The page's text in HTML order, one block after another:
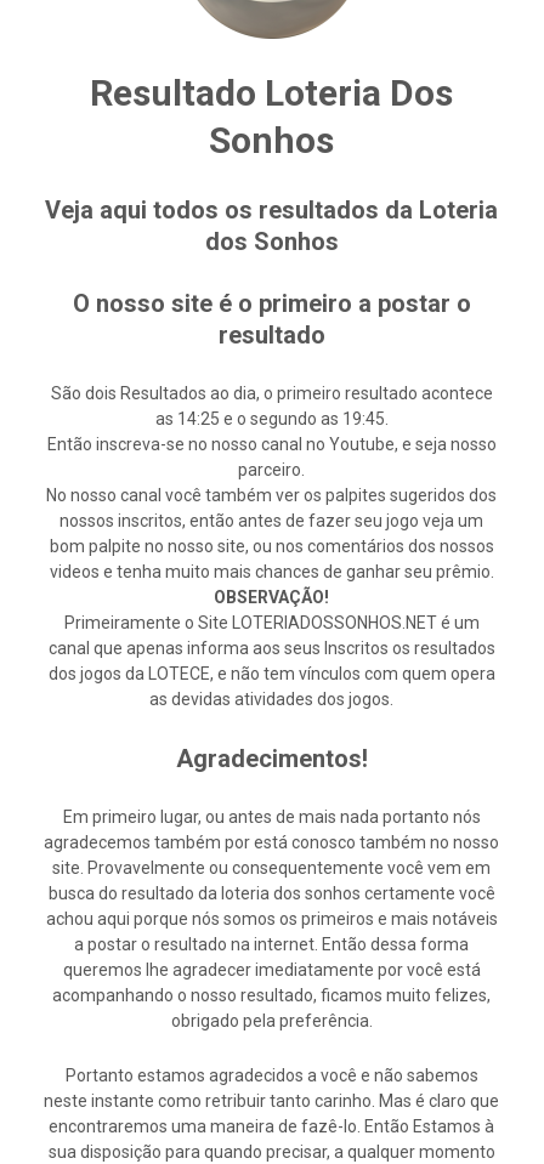
Resultado Loteria Dos
Sonhos
Veja aqui todos os resultados da Loteria
dos Sonhos
O nosso site é o primeiro a postar o
resultado
São dois Resultados ao dia, o primeiro resultado acontece
as 14:25 e o segundo as 19:45.
Então inscreva-se no nosso canal no Youtube, e seja nosso
parceiro.
No nosso canal você também ver os palpites sugeridos dos
nossos inscritos, então antes de fazer seu jogo veja um
bom palpite no nosso site, ou nos comentários dos nossos
videos e tenha muito mais chances de ganhar seu prêmio.
OBSERVAÇÃO!
Primeiramente o Site LOTERIADOSSONHOS.NET é um
canal que apenas informa aos seus Inscritos os resultados
dos jogos da LOTECE, e não tem vínculos com quem opera
as devidas atividades dos jogos.
Agradecimentos!
Em primeiro lugar, ou antes de mais nada portanto nós
agradecemos também por está conosco também no nosso
site. Provavelmente ou consequentemente você vem em
busca do resultado da loteria dos sonhos certamente você
achou aqui porque nós somos os primeiros e mais notáveis
a postar o resultado na internet. Então dessa forma
queremos lhe agradecer imediatamente por você está
acompanhando o nosso resultado, ficamos muito felizes,
obrigado pela preferência.
Portanto estamos agradecidos a você e não sabemos
neste instante como retribuir tanto carinho. Mas é claro que
encontraremos uma maneira de fazê-lo. Então Estamos à
sua disposição para quando precisar, a qualquer momento